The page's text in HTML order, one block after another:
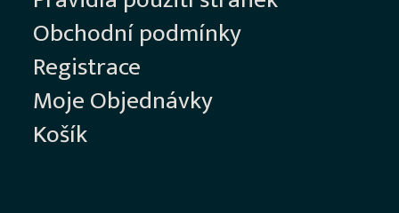
Obchodní podmínky
Registrace
Moje Objednávky
Košík